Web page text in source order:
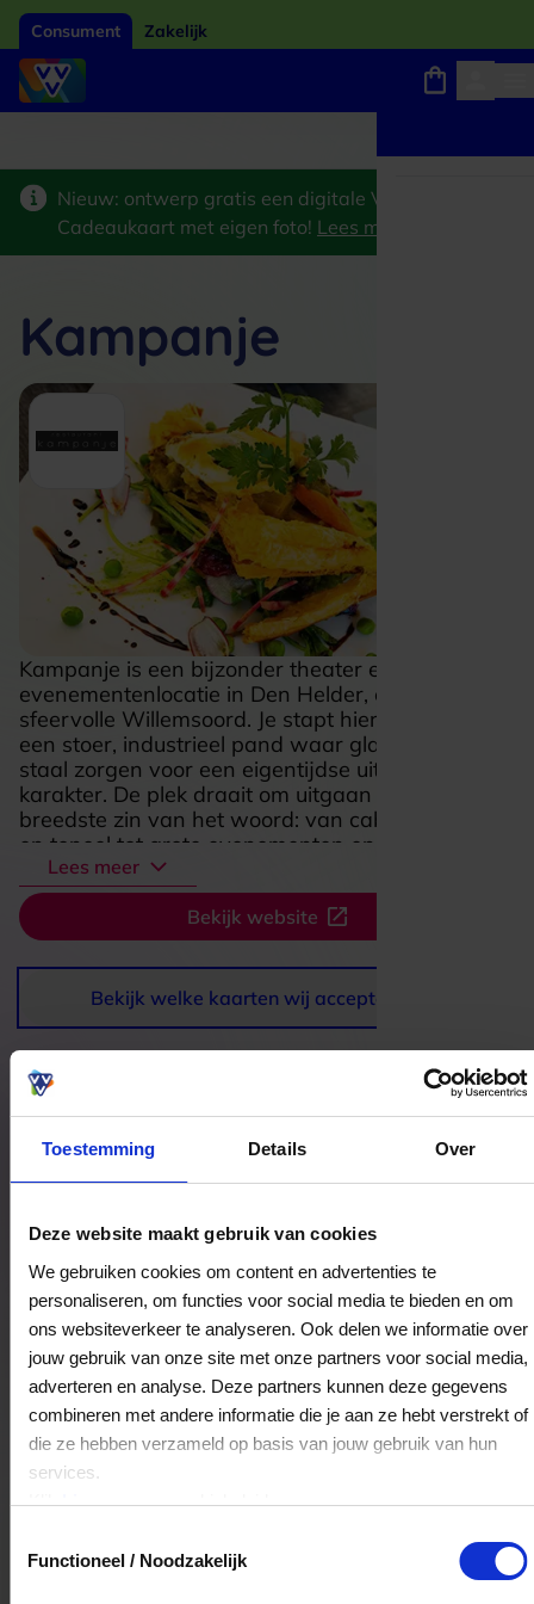
Toestemming Details Over
Deze website maakt gebruik van cookies
We gebruiken cookies om content en advertenties te
personaliseren, om functies voor social media te bieden en om
ons websiteverkeer te analyseren. Ook delen we informatie over
jouw gebruik van onze site met onze partners voor social media,
adverteren en analyse. Deze partners kunnen deze gegevens
combineren met andere informatie die je aan ze hebt verstrekt of
die ze hebben verzameld op basis van jouw gebruik van hun
services.
Klikhiervoor ons cookiebeleid.
Functioneel / Noodzakelijk
Consument Zakelijk
Nieuw: ontwerp gratis een digitale VVV
Cadeaukaart met eigen foto! Lees meer
Kampanje is een bijzonder theater en
evenementenlocatie in Den Helder, op het
sfeervolle Willemsoord. Je stapt hier binnen in
een stoer, industrieel pand waar glas, hout en
staal zorgen voor een eigentijdse uitstraling met
karakter. De plek draait om uitgaan in de
breedste zin van het woord: van cabaret, muziek
en toneel tot grote evenementen en gezellige
avonden uit. De verschillende zalen geven elke
voorstelling een eigen sfeer, van groots en
indrukwekkend tot intiem en dichtbij. Ook rondom
je bezoek zit het goed, met foyers die uitnodigen
om nog even na te praten en een restaurant
naast het theater dat de avond compleet maakt.
Kampanje voelt daardoor niet alleen als een plek
om iets te zien, maar als een complete belevenis
aan de haven.
Lees meer
Bekijk website
Kampanje
Bekijk welke kaarten wij accepteren
Bestedingslocaties
Kampanje
Troelstrastraat 5
3371VJ Hardinxveld-Giessendam
Veelgestelde Vragen
Het volledige saldo op de VVV cadeaukaart